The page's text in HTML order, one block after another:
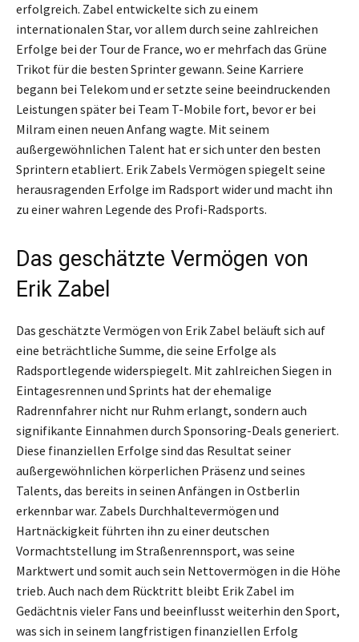
erfolgreich. Zabel entwickelte sich zu einem
internationalen Star, vor allem durch seine zahlreichen
Erfolge bei der Tour de France, wo er mehrfach das Grüne
Trikot für die besten Sprinter gewann. Seine Karriere
begann bei Telekom und er setzte seine beeindruckenden
Leistungen später bei Team T-Mobile fort, bevor er bei
Milram einen neuen Anfang wagte. Mit seinem
außergewöhnlichen Talent hat er sich unter den besten
Sprintern etabliert. Erik Zabels Vermögen spiegelt seine
herausragenden Erfolge im Radsport wider und macht ihn
zu einer wahren Legende des Profi-Radsports.
Das geschätzte Vermögen von
Erik Zabel
Das geschätzte Vermögen von Erik Zabel beläuft sich auf
eine beträchtliche Summe, die seine Erfolge als
Radsportlegende widerspiegelt. Mit zahlreichen Siegen in
Eintagesrennen und Sprints hat der ehemalige
Radrennfahrer nicht nur Ruhm erlangt, sondern auch
signifikante Einnahmen durch Sponsoring-Deals generiert.
Diese finanziellen Erfolge sind das Resultat seiner
außergewöhnlichen körperlichen Präsenz und seines
Talents, das bereits in seinen Anfängen in Ostberlin
erkennbar war. Zabels Durchhaltevermögen und
Hartnäckigkeit führten ihn zu einer deutschen
Vormachtstellung im Straßenrennsport, was seine
Marktwert und somit auch sein Nettovermögen in die Höhe
trieb. Auch nach dem Rücktritt bleibt Erik Zabel im
Gedächtnis vieler Fans und beeinflusst weiterhin den Sport,
was sich in seinem langfristigen finanziellen Erfolg